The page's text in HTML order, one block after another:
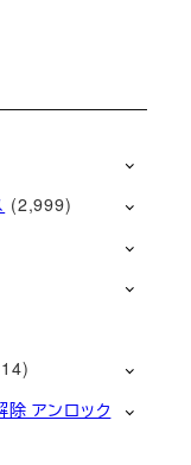
(2,999)
アンロック